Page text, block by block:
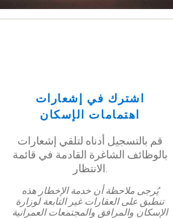
اشترك في إشعارات
اهتمامات الإسكان
قم بالتسجيل أدناه لتلقي إشعارات
بالوظائف الشاغرة القادمة في قائمة
الانتظار.
يُرجى ملاحظة أن خدمة الإخطار هذه
تنطبق على العقارات غير التابعة لوزارة
الإسكان والمرافق والمجتمعات العمرانية